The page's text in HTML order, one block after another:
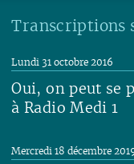
Transcriptions
Oui, on peut se
à Radio Medi 1
Lundi 31 octobre 2016
Mercredi 18 décembre